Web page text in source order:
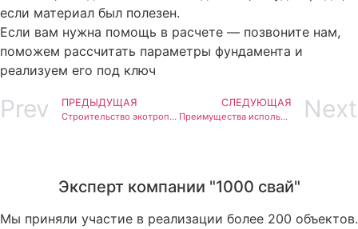
если материал был полезен.
Если вам нужна помощь в расчете — позвоните нам,
поможем рассчитать параметры фундамента и
реализуем его под ключ
Prev ПРЕДЫДУЩАЯ
Строительство экотроп на винтовых сваях в заповедниках и национальных парках: примеры и опыт
СЛЕДУЮЩАЯ
Преимущества использования винтовых свай для создания экотроп Next
Эксперт компании "1000 свай"
Мы приняли участие в реализации более 200 объектов.